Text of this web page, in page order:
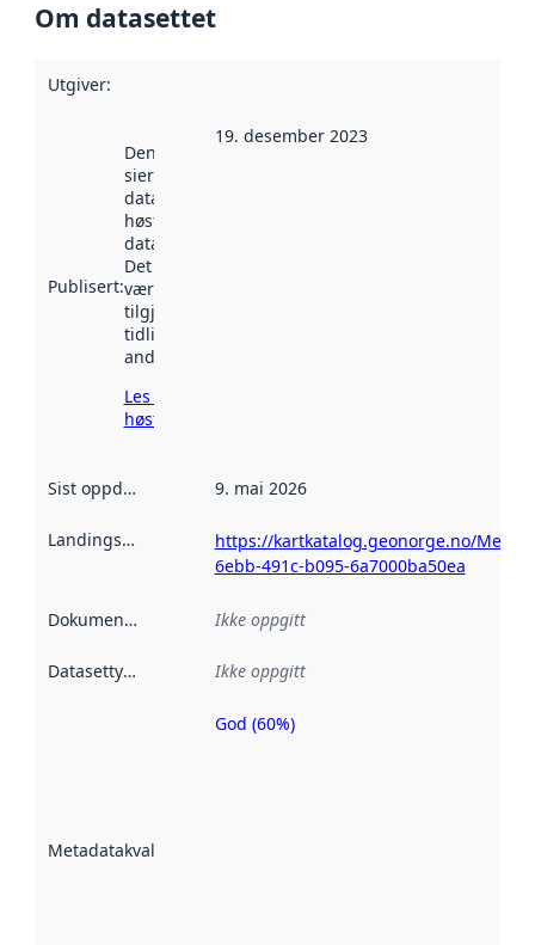
Om datasettet
Utgiver:
Publisert:
Denne datoen
sier når
datasettet ble
høstet av
data.norge.no.
Det kan ha
vært
tilgjengelig
tidligere
andre steder.
Les mer om
høsting her
19. desember 2023
Sist oppdatert 9. mai 2026
Landingsside
https://kartkatalog.geonorge.no/
6ebb-491c-b095-6a7000ba50ea
Dokumentasjon Ikke oppgitt
Datasettype Ikke oppgitt
Metadatakvalitet
Metadatakvalitet
God (60%)